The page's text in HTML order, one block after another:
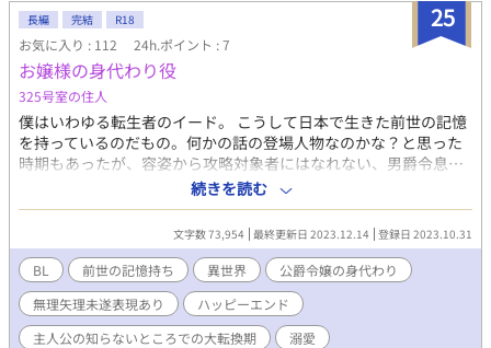
25
長編 完結 R18
お気に入り : 112 24h.ポイント : 7
お嬢様の身代わり役
325号室の住人
僕はいわゆる転生者のイード。 こうして日本で生きた前世の記憶
を持っているのだもの。何かの話の登場人物なのかな？と思った
時期もあったが、容姿から攻略対象者にはなれない、男爵令息…
いや、貧乏男爵んちの子なので王都に行く用事もないし夜会にも
招待されない、って言うか着てく服もなければその費用も材料も
被服スキルもない。 そんな僕の18歳の誕生日、とうとう家が爵位
を失って平民になり、僕はとある公爵家で使用人として住み込み
で働くことになった。 仕事は当主一家の居住フロアのベッドメイ
キングだ。 １人で仕事をする初日のこと。僕は見てはいけないも
のを見てしまって…… ☆完結済み 長くなったので、短編→長編変
更しました（12/14）
続きを読む
文字数 73,954 最終更新日 2023.12.14 登録日 2023.10.31
BL 前世の記憶持ち 異世界
公爵令嬢の身代わり
無理矢理未遂表現あり
ハッピーエンド
主人公の知らないところでの大転換期
溺愛